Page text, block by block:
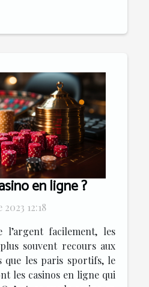
en ligne ?
12:18
facilement, les
souvent recours aux
que les paris sportifs, le
les casinos en ligne qui